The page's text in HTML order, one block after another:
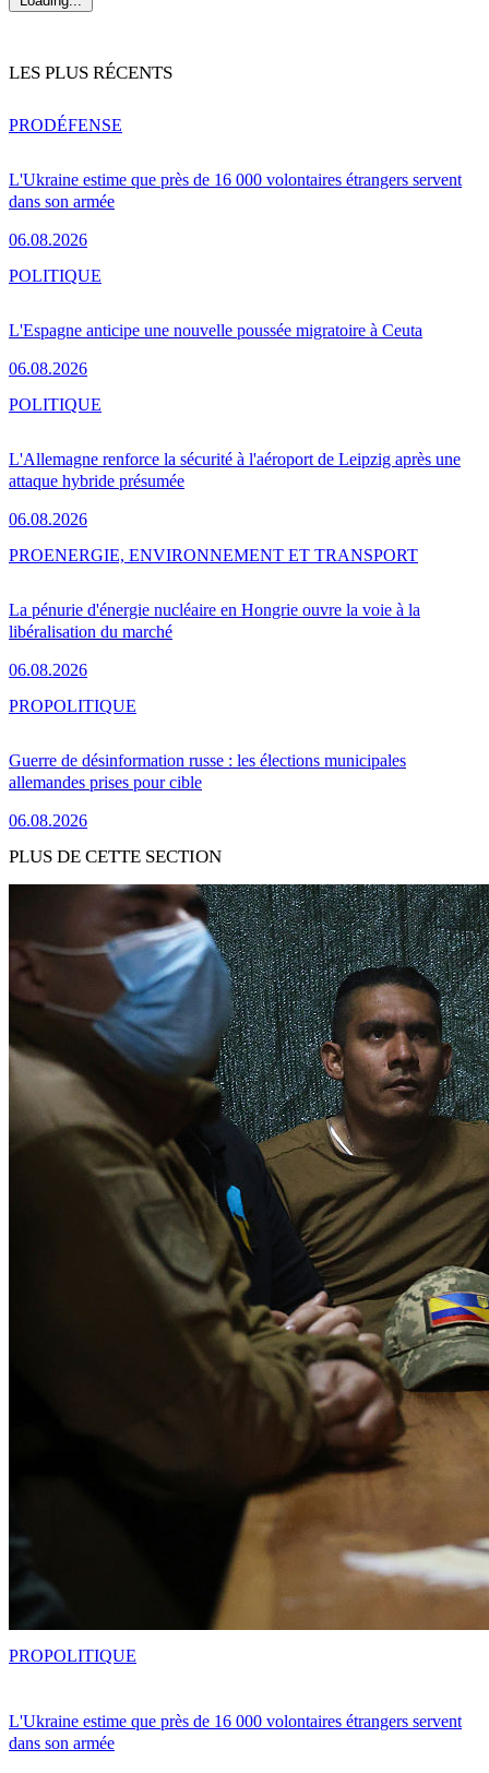
LES PLUS RÉCENTS
L'Ukraine estime que près de 16 000 volontaires étrangers servent
dans son armée
06.08.2026
PRODÉFENSE
L'Espagne anticipe une nouvelle poussée migratoire à Ceuta
06.08.2026
POLITIQUE
L'Allemagne renforce la sécurité à l'aéroport de Leipzig après une
attaque hybride présumée
06.08.2026
POLITIQUE
La pénurie d'énergie nucléaire en Hongrie ouvre la voie à la
libéralisation du marché
06.08.2026
PROENERGIE, ENVIRONNEMENT ET TRANSPORT
Guerre de désinformation russe : les élections municipales
allemandes prises pour cible
06.08.2026
PROPOLITIQUE
PLUS DE CETTE SECTION
L'Ukraine estime que près de 16 000 volontaires étrangers servent
dans son armée
PROPOLITIQUE